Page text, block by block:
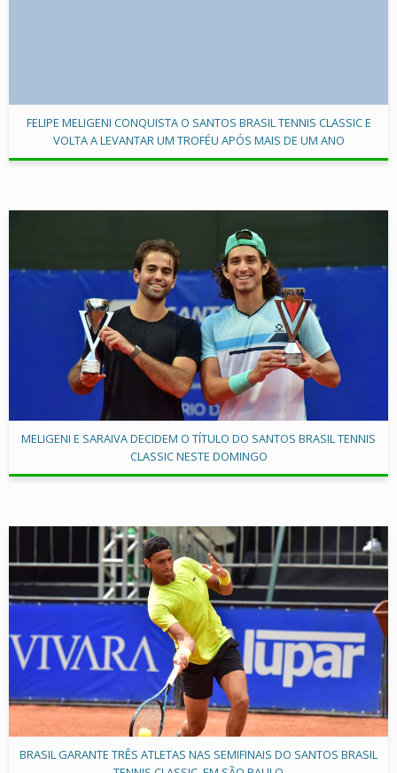
FELIPE MELIGENI CONQUISTA O SANTOS BRASIL TENNIS CLASSIC E
VOLTA A LEVANTAR UM TROFÉU APÓS MAIS DE UM ANO
MELIGENI E SARAIVA DECIDEM O TÍTULO DO SANTOS BRASIL TENNIS
CLASSIC NESTE DOMINGO
BRASIL GARANTE TRÊS ATLETAS NAS SEMIFINAIS DO SANTOS BRASIL